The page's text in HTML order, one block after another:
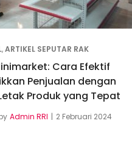
,ARTIKEL SEPUTAR RAK
Cara Efektif
Penjualan dengan
Produk yang Tepat
Admin RRI 2 Februari 2024